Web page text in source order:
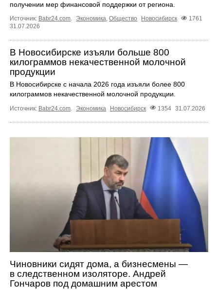
получении мер финансовой поддержки от региона.
Источник: Babr24.com. Экономика, Общество Новосибирск
1761
31.07.2026
В Новосибирске изъяли больше 800
килограммов некачественной молочной
продукции
В Новосибирске с начала 2026 года изъяли более 800
килограммов некачественной молочной продукции.
Источник: Babr24.com Экономика Новосибирск 1354 31.07.2026
Чиновники сидят дома, а бизнесмены —
в следственном изоляторе. Андрей
Гончаров под домашним арестом